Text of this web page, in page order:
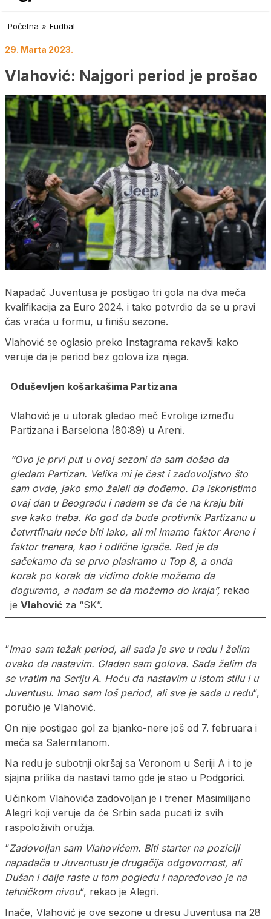
Početna » Fudbal
29. Marta 2023.
Vlahović: Najgori period je prošao
Napadač Juventusa je postigao tri gola na dva meča
kvalifikacija za Euro 2024. i tako potvrdio da se u pravi
čas vraća u formu, u finišu sezone.
Vlahović se oglasio preko Instagrama rekavši kako
veruje da je period bez golova iza njega.
Oduševljen košarkašima Partizana
Vlahović je u utorak gledao meč Evrolige između
Partizana i Barselona (80:89) u Areni.
“Ovo je prvi put u ovoj sezoni da sam došao da
gledam Partizan. Velika mi je čast i zadovoljstvo što
sam ovde, jako smo želeli da dođemo. Da iskoristimo
ovaj dan u Beogradu i nadam se da će na kraju biti
sve kako treba. Ko god da bude protivnik Partizanu u
četvrtfinalu neće biti lako, ali mi imamo faktor Arene i
faktor trenera, kao i odlične igrače. Red je da
sačekamo da se prvo plasiramo u Top 8, a onda
korak po korak da vidimo dokle možemo da
doguramo, a nadam se da možemo do kraja”, rekao
je Vlahović za “SK”.
“Imao sam težak period, ali sada je sve u redu i želim
ovako da nastavim. Gladan sam golova. Sada želim da
se vratim na Seriju A. Hoću da nastavim u istom stilu i u
Juventusu. Imao sam loš period, ali sve je sada u redu“,
poručio je Vlahović.
On nije postigao gol za bjanko-nere još od 7. februara i
meča sa Salernitanom.
Na redu je subotnji okršaj sa Veronom u Seriji A i to je
sjajna prilika da nastavi tamo gde je stao u Podgorici.
Učinkom Vlahovića zadovoljan je i trener Masimilijano
Alegri koji veruje da će Srbin sada pucati iz svih
raspoloživih oružja.
“Zadovoljan sam Vlahovićem. Biti starter na poziciji
napadača u Juventusu je drugačija odgovornost, ali
Dušan i dalje raste u tom pogledu i napredovao je na
tehničkom nivou“, rekao je Alegri.
Inače, Vlahović je ove sezone u dresu Juventusa na 28